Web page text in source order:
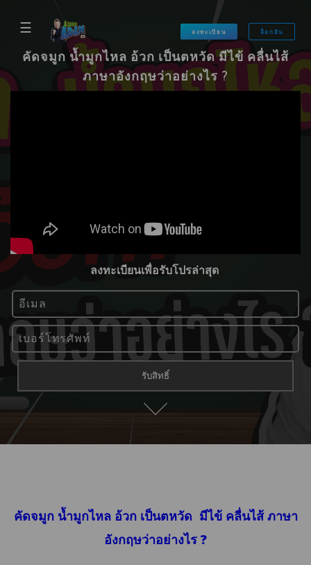
☰ ลงทะเบียน ล็อกอิน
คัดจมูก น้ำมูกไหล อ้วก เป็นตหวัด มีไข้ คลื่นไส้
ภาษาอังกฤษว่าอย่างไร ?
คัดจมูก น้ำมูกไหล อ้วก เป็นตหวัด มีไข้ คลื่นไส้ ภาษา
อังกฤษว่าอย่างไร ?